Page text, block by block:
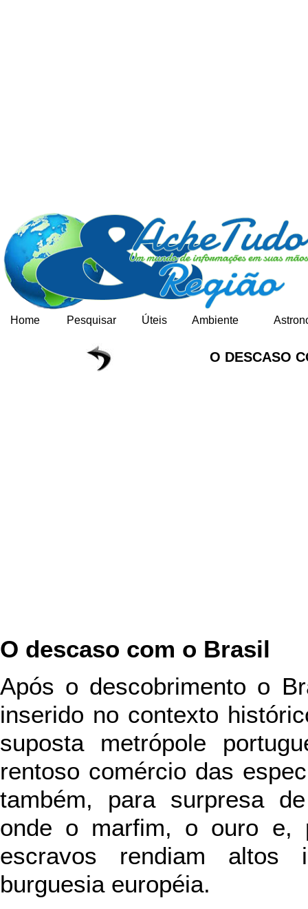
Home Pesquisar Úteis Ambiente
O DESCASO
O descaso com o Brasil
Após o descobrimento o
inserido no contexto
suposta metrópole
rentoso comércio das
também, para surpresa
onde o marfim, o ouro e,
escravos rendiam altos
burguesia européia.